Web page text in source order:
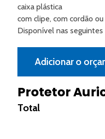
Protetor
caixa plástica
com clipe, com cordão ou
Disponível nas seguintes
Adicionar o